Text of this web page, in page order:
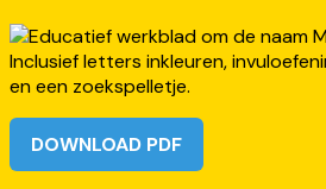
DOWNLOAD PDF